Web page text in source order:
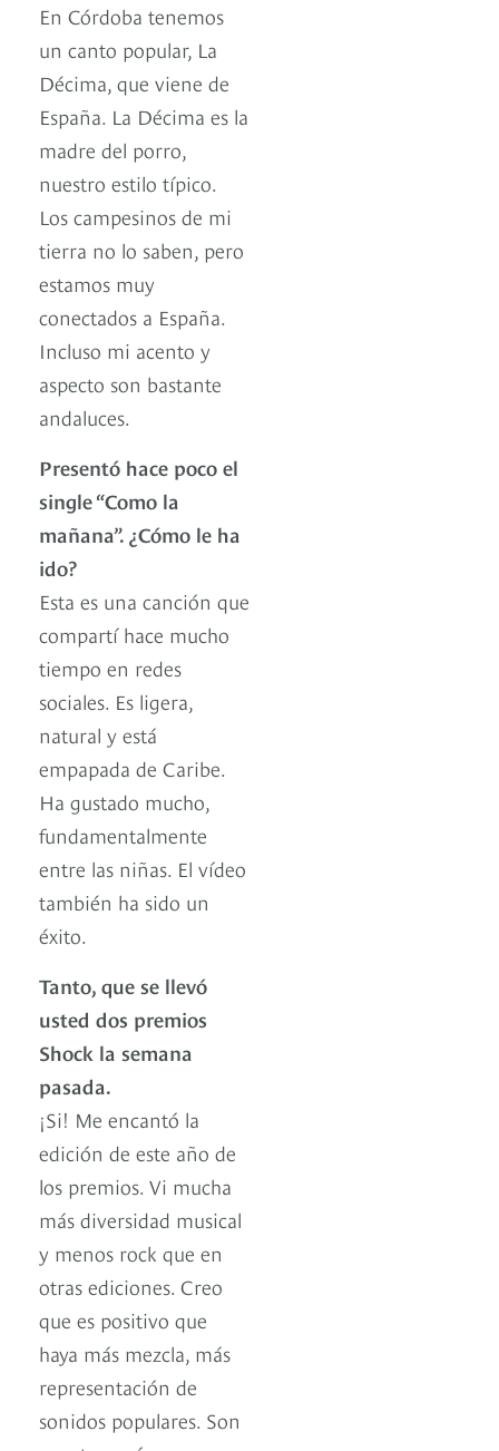
En Córdoba tenemos
un canto popular, La
Décima, que viene de
España. La Décima es la
madre del porro,
nuestro estilo típico.
Los campesinos de mi
tierra no lo saben, pero
estamos muy
conectados a España.
Incluso mi acento y
aspecto son bastante
andaluces.
Presentó hace poco el
single “Como la
mañana”. ¿Cómo le ha
ido?
Esta es una canción que
compartí hace mucho
tiempo en redes
sociales. Es ligera,
natural y está
empapada de Caribe.
Ha gustado mucho,
fundamentalmente
entre las niñas. El vídeo
también ha sido un
éxito.
Tanto, que se llevó
usted dos premios
Shock la semana
pasada.
¡Si! Me encantó la
edición de este año de
los premios. Vi mucha
más diversidad musical
y menos rock que en
otras ediciones. Creo
que es positivo que
haya más mezcla, más
representación de
sonidos populares. Son